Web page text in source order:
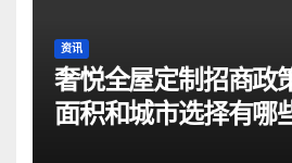
资讯
奢悦全屋定制招商政
面积和城市选择有哪